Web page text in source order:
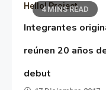
4 MINS READ
Hello! Project
Integrantes
reúnen 20 años
debut